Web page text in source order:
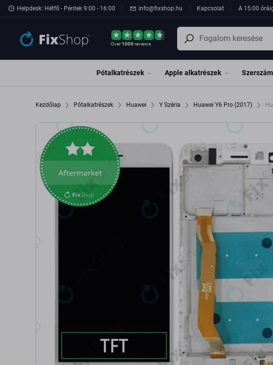
Ugrás az oldal fő részéhez
Helpdesk: Hétfő - Péntek 9:00 - 16:00 info@fixshop.hu Kapcsolat A 15:00
Over1000reviews
Pótalkatrészek Apple alkatrészek
Kezdőlap Pótalkatrészek Huawei Y Széria Huawei Y6 Pro (2017)